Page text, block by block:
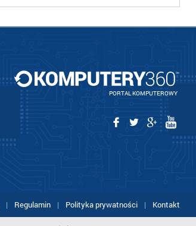
PORTAL KOMPUTEROWY
| Regulamin | Polityka prywatności | Kontakt